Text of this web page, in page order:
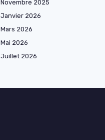
Novembre 2025
Janvier 2026
Mars 2026
Mai 2026
Juillet 2026